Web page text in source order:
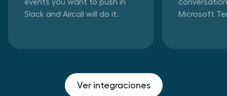
events you want to push in
Slack and Aircall will do it.
Microsoft
Ver integraciones